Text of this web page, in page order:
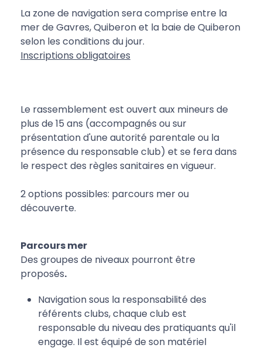
La zone de navigation sera comprise entre la
mer de Gavres, Quiberon et la baie de Quiberon
selon les conditions du jour.
Inscriptions obligatoires
Le rassemblement est ouvert aux mineurs de
plus de 15 ans (accompagnés ou sur
présentation d'une autorité parentale ou la
présence du responsable club) et se fera dans
le respect des règles sanitaires en vigueur.
2 options possibles: parcours mer ou
découverte.
Parcours mer
Des groupes de niveaux pourront être
proposés.
Navigation sous la responsabilité des
référents clubs, chaque club est
responsable du niveau des pratiquants qu'il
engage. Il est équipé de son matériel